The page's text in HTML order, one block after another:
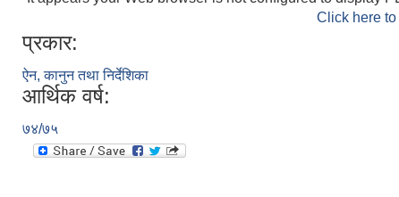
Click here
प्रकार:
ऐन, कानुन तथा निर्देशिका
आर्थिक वर्ष:
७४/७५